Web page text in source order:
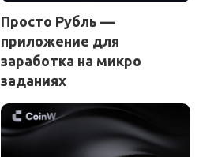
Просто Рубль —
приложение для
заработка на микро
заданиях